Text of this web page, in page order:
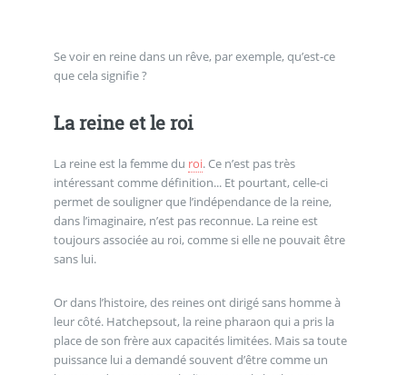
Se voir en reine dans un rêve, par exemple, qu’est-ce
que cela signifie ?
La reine et le roi
La reine est la femme du roi. Ce n’est pas très
intéressant comme définition... Et pourtant, celle-ci
permet de souligner que l’indépendance de la reine,
dans l’imaginaire, n’est pas reconnue. La reine est
toujours associée au roi, comme si elle ne pouvait être
sans lui.
Or dans l’histoire, des reines ont dirigé sans homme à
leur côté. Hatchepsout, la reine pharaon qui a pris la
place de son frère aux capacités limitées. Mais sa toute
puissance lui a demandé souvent d’être comme un